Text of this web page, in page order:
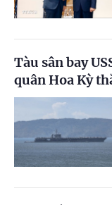
Tàu sân bay
quân Hoa Kỳ